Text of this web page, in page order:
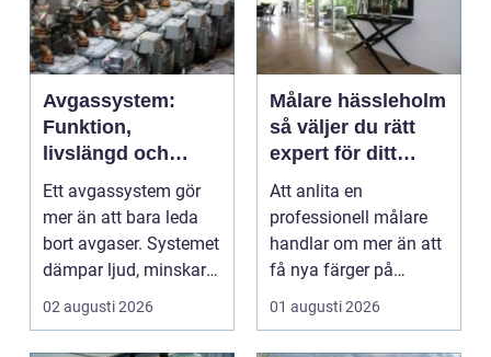
Avgassystem:
Funktion,
livslängd och
smarta val för
bilägare
Ett avgassystem gör
mer än att bara leda
bort avgaser. Systemet
dämpar ljud, minskar
...
02 augusti 2026
Målare hässleholm
så väljer du rätt
expert för ditt
måleriprojekt
Att anlita en
professionell målare
handlar om mer än att
få nya färger på
väggarna. En kunnig
01 augusti 2026